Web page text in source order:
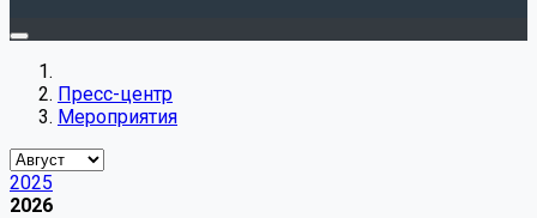
Пресс-центр
Мероприятия
2025
2026